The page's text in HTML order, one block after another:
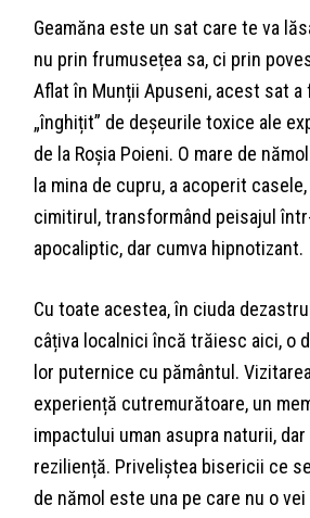
Geamăna este un sat care te va
nu prin frumusețea sa, ci prin
Aflat în Munții Apuseni, acest sat
„înghițit” de deșeurile toxice ale
de la Roșia Poieni. O mare de
la mina de cupru, a acoperit
cimitirul, transformând peisajul
apocaliptic, dar cumva hipnotizant.
Cu toate acestea, în ciuda
câțiva localnici încă trăiesc aici, o
lor puternice cu pământul.
experiență cutremurătoare, un
impactului uman asupra naturii,
reziliență. Priveliștea bisericii ce
de nămol este una pe care nu o vei